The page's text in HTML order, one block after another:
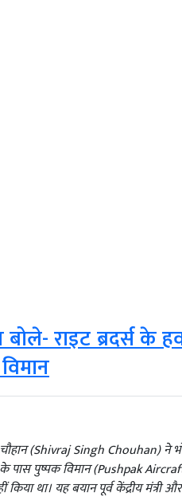
बोले- राइट ब्रदर्स
चौहान (Shivraj Singh Chouhan)
पास पुष्पक विमान (Pushpak
था। यह बयान पूर्व केंद्रीय मंत्री